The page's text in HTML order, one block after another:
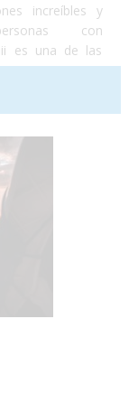
increíbles y
con
es una de las
porque es
tipo de
cultura antigua